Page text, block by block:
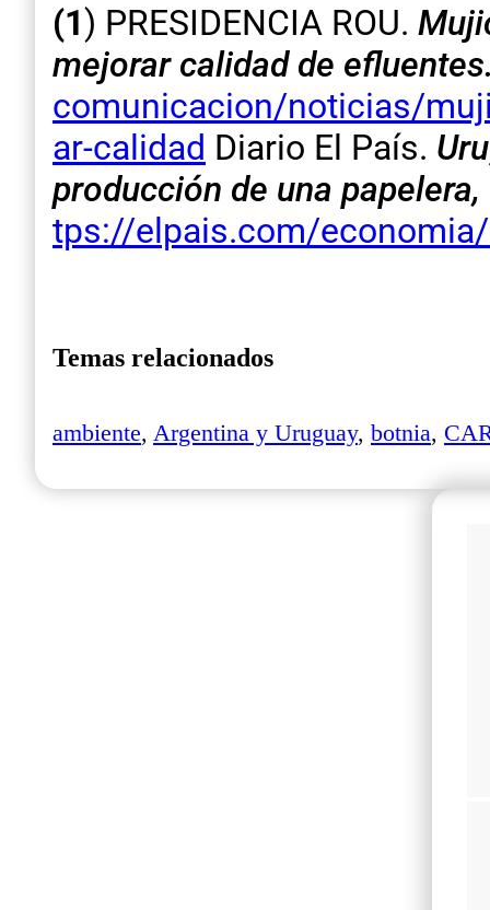
(1) PRESIDENCIA ROU.
mejorar calidad de
comunicacion/noticias/
ar-calidad Diario El País.
producción de una papelera,
tps://elpais.com/
Temas relacionados
ambiente, Argentina y Uruguay, botnia,